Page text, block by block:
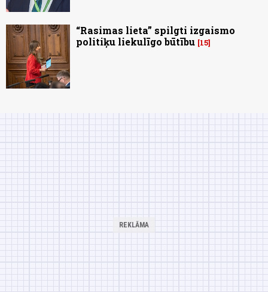
“Rasimas lieta” spilgti izgaismo
politiķu liekulīgo būtību 15